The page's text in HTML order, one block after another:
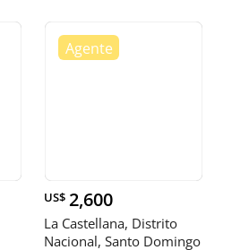
US$ 2,600
La Castellana, Distrito
Nacional, Santo Domingo